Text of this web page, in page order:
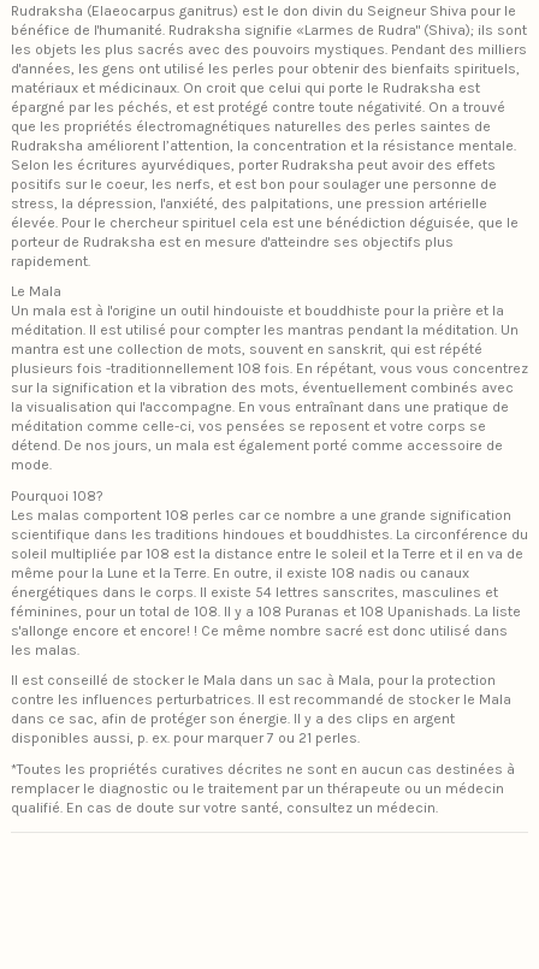
Rudraksha (Elaeocarpus ganitrus) est le don divin du Seigneur Shiva pour le
bénéfice de l'humanité. Rudraksha signifie «Larmes de Rudra" (Shiva); ils sont
les objets les plus sacrés avec des pouvoirs mystiques. Pendant des milliers
d'années, les gens ont utilisé les perles pour obtenir des bienfaits spirituels,
matériaux et médicinaux. On croit que celui qui porte le Rudraksha est
épargné par les péchés, et est protégé contre toute négativité. On a trouvé
que les propriétés électromagnétiques naturelles des perles saintes de
Rudraksha améliorent l’attention, la concentration et la résistance mentale.
Selon les écritures ayurvédiques, porter Rudraksha peut avoir des effets
positifs sur le coeur, les nerfs, et est bon pour soulager une personne de
stress, la dépression, l'anxiété, des palpitations, une pression artérielle
élevée. Pour le chercheur spirituel cela est une bénédiction déguisée, que le
porteur de Rudraksha est en mesure d'atteindre ses objectifs plus
rapidement.
Le Mala
Un mala est à l'origine un outil hindouiste et bouddhiste pour la prière et la
méditation. Il est utilisé pour compter les mantras pendant la méditation. Un
mantra est une collection de mots, souvent en sanskrit, qui est répété
plusieurs fois -traditionnellement 108 fois. En répétant, vous vous concentrez
sur la signification et la vibration des mots, éventuellement combinés avec
la visualisation qui l'accompagne. En vous entraînant dans une pratique de
méditation comme celle-ci, vos pensées se reposent et votre corps se
détend. De nos jours, un mala est également porté comme accessoire de
mode.
Pourquoi 108?
Les malas comportent 108 perles car ce nombre a une grande signification
scientifique dans les traditions hindoues et bouddhistes. La circonférence du
soleil multipliée par 108 est la distance entre le soleil et la Terre et il en va de
même pour la Lune et la Terre. En outre, il existe 108 nadis ou canaux
énergétiques dans le corps. Il existe 54 lettres sanscrites, masculines et
féminines, pour un total de 108. Il y a 108 Puranas et 108 Upanishads. La liste
s'allonge encore et encore! ! Ce même nombre sacré est donc utilisé dans
les malas.
Il est conseillé de stocker le Mala dans un sac à Mala, pour la protection
contre les influences perturbatrices. Il est recommandé de stocker le Mala
dans ce sac, afin de protéger son énergie. Il y a des clips en argent
disponibles aussi, p. ex. pour marquer 7 ou 21 perles.
*Toutes les propriétés curatives décrites ne sont en aucun cas destinées à
remplacer le diagnostic ou le traitement par un thérapeute ou un médecin
qualifié. En cas de doute sur votre santé, consultez un médecin.